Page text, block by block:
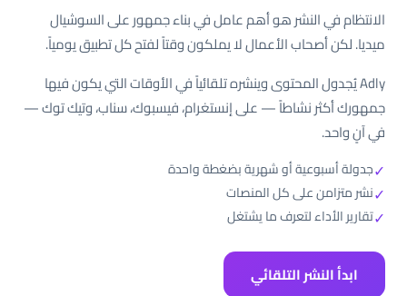
الانتظام في النشر هو أهم عامل في بناء جمهور على السوشيال
ميديا. لكن أصحاب الأعمال لا يملكون وقتاً لفتح كل تطبيق يومياً.
Adly يُجدول المحتوى وينشره تلقائياً في الأوقات التي يكون فيها
جمهورك أكثر نشاطاً — على إنستغرام، فيسبوك، سناب، وتيك توك —
في آنٍ واحد.
✓جدولة أسبوعية أو شهرية بضغطة واحدة
✓نشر متزامن على كل المنصات
✓تقارير الأداء لتعرف ما يشتغل
ابدأ النشر التلقائي